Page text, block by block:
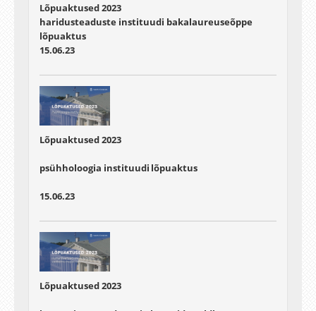
Lõpuaktused 2023
haridusteaduste instituudi bakalaureuseõppe
lõpuaktus
15.06.23
Lõpuaktused 2023
psühholoogia instituudi lõpuaktus
15.06.23
Lõpuaktused 2023